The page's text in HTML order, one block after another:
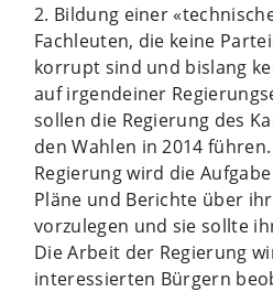
2. Bildung einer
Fachleuten, die keine
korrupt sind und bislang
auf irgendeiner
sollen die Regierung des
den Wahlen in 2014
Regierung wird die
Pläne und Berichte über
vorzulegen und sie sollte
Die Arbeit der Regierung
interessierten Bürgern